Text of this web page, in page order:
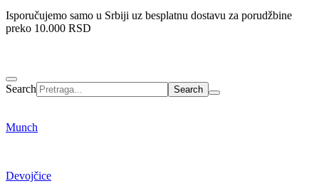
Isporučujemo samo u Srbiji uz besplatnu dostavu za porudžbine
preko 10.000 RSD
Search
Munch
Devojčice